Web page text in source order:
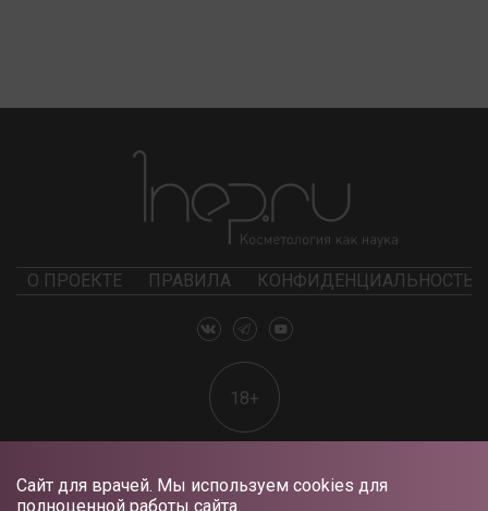
Сайт для врачей. Мы используем cookies для
полноценной работы сайта.
О ПРОЕКТЕ ПРАВИЛА КОНФИДЕНЦИАЛЬНОСТЬ
18+